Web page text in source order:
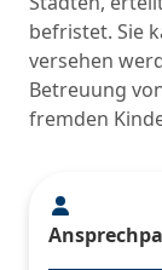
befristet. Sie
versehen
Betreuung
fremden